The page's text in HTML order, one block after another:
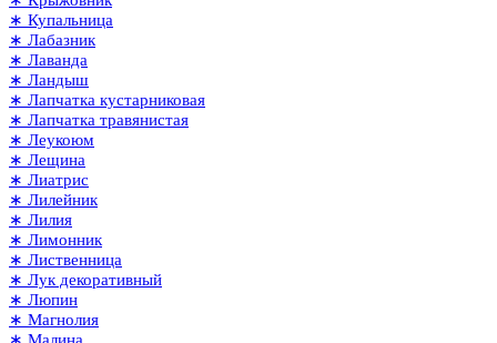
∗ Купальница
∗ Лабазник
∗ Лаванда
∗ Ландыш
∗ Лапчатка кустарниковая
∗ Лапчатка травянистая
∗ Леукоюм
∗ Лещина
∗ Лиатрис
∗ Лилейник
∗ Лилия
∗ Лимонник
∗ Лиственница
∗ Лук декоративный
∗ Люпин
∗ Магнолия
∗ Малина